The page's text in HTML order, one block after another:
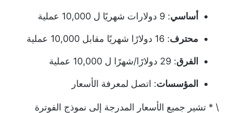
أساسي: 9 دولارات شهريًا ل 10,000 عملية
محترف: 16 دولارًا شهريًا مقابل 10,000 عملية
الفرق: 29 دولارًا/شهرًا ل 10,000 عملية
المؤسسات: اتصل لمعرفة الأسعار
\ * تشير جميع الأسعار المدرجة إلى نموذج الفوترة